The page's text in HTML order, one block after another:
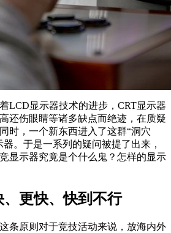
LCD显示器技术的进步，CRT显示器
还伤眼睛等诸多缺点而绝迹，在质疑
时，一个新东西进入了这群“洞穴
。于是一系列的疑问被提了出来，
显示器究竟是个什么鬼？怎样的显示
更快、快到不行
条原则对于竞技活动来说，放海内外